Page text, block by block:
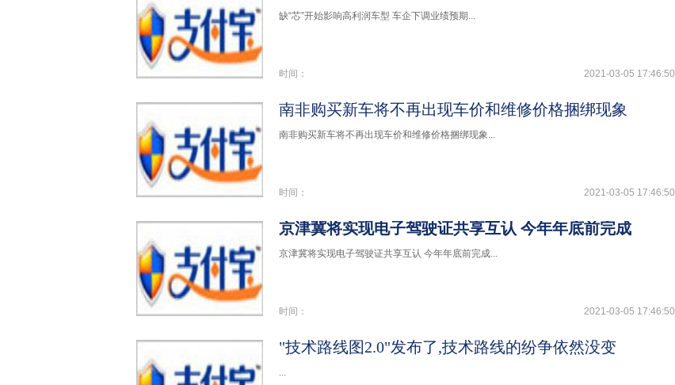
缺“芯”开始影响高利润车型 车企下调业绩预期...
时间： 2021-03-05 17:46:50
南非购买新车将不再出现车价和维修价格捆绑现象
南非购买新车将不再出现车价和维修价格捆绑现象...
时间： 2021-03-05 17:46:50
京津冀将实现电子驾驶证共享互认 今年年底前完成
京津冀将实现电子驾驶证共享互认 今年年底前完成...
时间： 2021-03-05 17:46:50
"技术路线图2.0"发布了,技术路线的纷争依然没变
...